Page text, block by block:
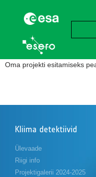
Oma projekti esitamiseks
Kliima detektiivid
Ülevaade
Riigi info
Projektigalerii 2024-2025